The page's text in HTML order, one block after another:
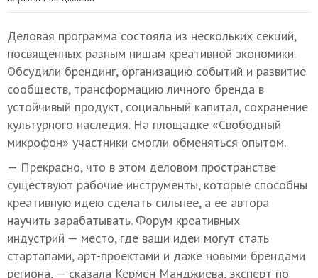
Деловая программа состояла из нескольких секций,
посвященных разным нишам креативной экономики.
Обсудили брендинг, организацию событий и развитие
сообществ, трансформацию личного бренда в
устойчивый продукт, социальный капитал, сохранение
культурного наследия. На площадке «Свободный
микрофон» участники смогли обменяться опытом.
— Прекрасно, что в этом деловом пространстве
существуют рабочие инструменты, которые способны
креативную идею сделать сильнее, а ее автора
научить зарабатывать. Форум креативных
индустрий — место, где ваши идеи могут стать
стартапами, арт-проектами и даже новыми брендами
региона, — сказала Кермен Манджиева, эксперт по